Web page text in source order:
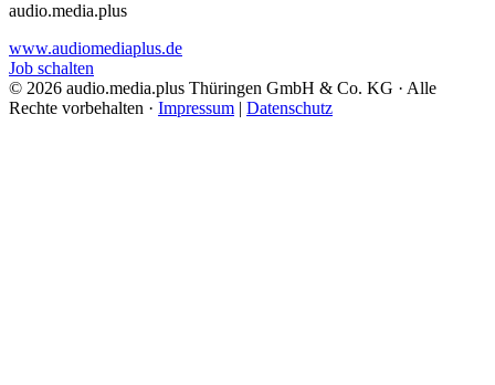
audio.media.plus
www.audiomediaplus.de
Job schalten
© 2026 audio.media.plus Thüringen GmbH & Co. KG · Alle
Rechte vorbehalten · Impressum | Datenschutz